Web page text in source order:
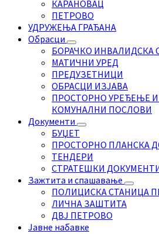
КАРАНОВАЦ
ПЕТРОВО
УДРУЖЕЊА ГРАЂАНА
Обрасци
БОРАЧКО ИНВАЛИДСКА
МАТИЧНИ УРЕД
ПРЕДУЗЕТНИЦИ
ОБРАСЦИ ИЗЈАВА
ПРОСТОРНО УРЕЂЕЊЕ
КОМУНАЛНИ ПОСЛОВИ
Документи
БУЏЕТ
ПРОСТОРНО ПЛАНСКА
ТЕНДЕРИ
СТРАТЕШКИ
Зажтита и спашавање
ПОЛИЦИСКА СТАНИЦА
ЛИЧНА ЗАШТИТА
ДВЈ ПЕТРОВО
Јавне набавке